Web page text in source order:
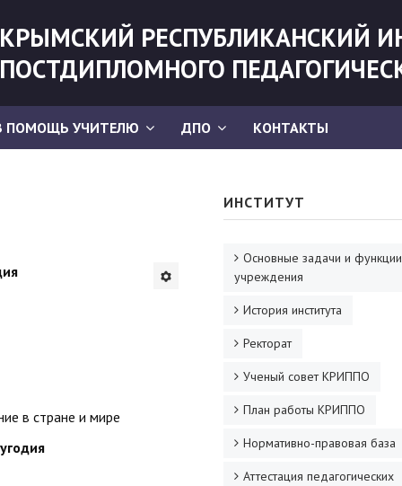
КРЫМСКИЙ РЕСПУБЛИКАНСКИЙ
ПОСТДИПЛОМНОГО
ПОМОЩЬ УЧИТЕЛЮ ДПО КОНТАКТЫ
в стране и мире
ИНСТИТУТ
Основные задачи и функции
учреждения
История института
Ректорат
Ученый совет КРИППО
План работы КРИППО
Нормативно-правовая база
Аттестация педагогических